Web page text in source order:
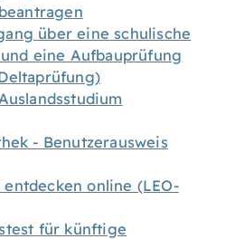
über eine schulische
eine Aufbauprüfung
- Benutzerausweis
entdecken online (LEO-
für künftige